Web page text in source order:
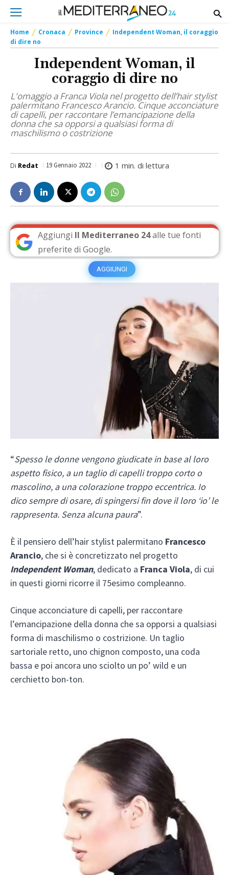
Home Cronaca Province
Independent Woman, il coraggio
di dire no
Independent Woman, il
coraggio di dire no
L'omaggio a Franca Viola nel progetto dell’hair stylist
palermitano Francesco Arancio. Cinque acconciature
di capelli, per raccontare l’emancipazione della
donna che sa opporsi a qualsiasi forma di
maschilismo o costrizione
Di Redat 19 Gennaio 2022 1 min. di lettura
Aggiungi Il Mediterraneo 24alle tue fonti
preferite di Google.
AGGIUNGI
“Spesso le donne vengono giudicate in base al loro
aspetto fisico, a un taglio di capelli troppo corto o
mascolino, a una colorazione troppo eccentrica. Io
dico sempre di osare, di spingersi fin dove il loro ‘io’ le
rappresenta. Senza alcuna paura”.
È il pensiero dell’hair stylist palermitano Francesco
Arancio, che si è concretizzato nel progetto
Independent Woman, dedicato a Franca Viola, di cui
in questi giorni ricorre il 75esimo compleanno.
Cinque acconciature di capelli, per raccontare
l’emancipazione della donna che sa opporsi a qualsiasi
forma di maschilismo o costrizione. Un taglio
sartoriale retto, uno chignon composto, una coda
bassa e poi ancora uno sciolto un po’ wild e un
cerchietto bon-ton.